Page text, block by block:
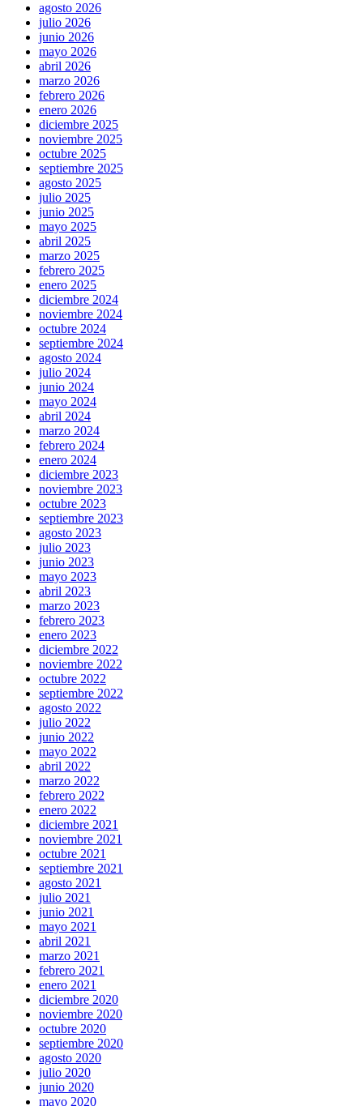
agosto 2026
julio 2026
junio 2026
mayo 2026
abril 2026
marzo 2026
febrero 2026
enero 2026
diciembre 2025
noviembre 2025
octubre 2025
septiembre 2025
agosto 2025
julio 2025
junio 2025
mayo 2025
abril 2025
marzo 2025
febrero 2025
enero 2025
diciembre 2024
noviembre 2024
octubre 2024
septiembre 2024
agosto 2024
julio 2024
junio 2024
mayo 2024
abril 2024
marzo 2024
febrero 2024
enero 2024
diciembre 2023
noviembre 2023
octubre 2023
septiembre 2023
agosto 2023
julio 2023
junio 2023
mayo 2023
abril 2023
marzo 2023
febrero 2023
enero 2023
diciembre 2022
noviembre 2022
octubre 2022
septiembre 2022
agosto 2022
julio 2022
junio 2022
mayo 2022
abril 2022
marzo 2022
febrero 2022
enero 2022
diciembre 2021
noviembre 2021
octubre 2021
septiembre 2021
agosto 2021
julio 2021
junio 2021
mayo 2021
abril 2021
marzo 2021
febrero 2021
enero 2021
diciembre 2020
noviembre 2020
octubre 2020
septiembre 2020
agosto 2020
julio 2020
junio 2020
mayo 2020